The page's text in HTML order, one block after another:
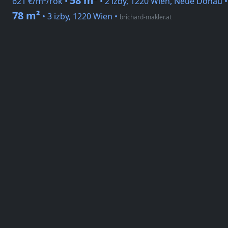
78 m² • 3 izby, 1220 Wien • brichard-makler.at